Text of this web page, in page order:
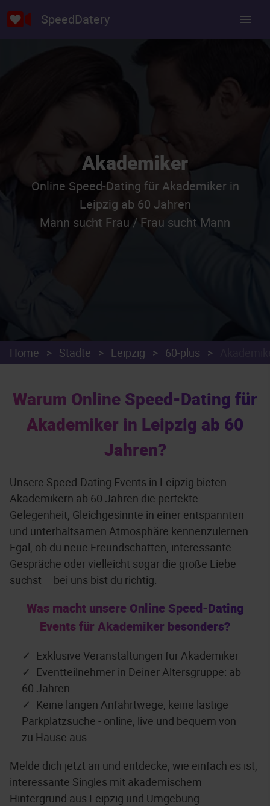
SpeedDatery
Akademiker
Online Speed-Dating für Akademiker in
Leipzig ab 60 Jahren
Mann sucht Frau / Frau sucht Mann
Home > Städte > Leipzig > 60-plus >
Warum Online Speed-Dating für
Akademiker in Leipzig ab 60
Jahren?
Unsere Speed-Dating Events in Leipzig bieten
Akademikern ab 60 Jahren die perfekte
Gelegenheit, Gleichgesinnte in einer entspannten
und unterhaltsamen Atmosphäre kennenzulernen.
Egal, ob du neue Freundschaften, interessante
Gespräche oder vielleicht sogar die große Liebe
suchst – bei uns bist du richtig.
Was macht unsere Online Speed-Dating
Events für Akademiker besonders?
Exklusive Veranstaltungen für Akademiker
Eventteilnehmer in Deiner Altersgruppe: ab
60 Jahren
Keine langen Anfahrtwege, keine lästige
Parkplatzsuche - online, live und bequem von
zu Hause aus
Melde dich jetzt an und entdecke, wie einfach es ist,
interessante Singles mit akademischem
Hintergrund aus Leipzig und Umgebung